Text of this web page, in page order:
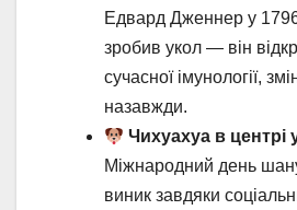
Едвард Дженнер у
зробив укол — він
сучасної імунології,
назавжди.
Чихуахуа в центрі
Міжнародний день
виник завдяки